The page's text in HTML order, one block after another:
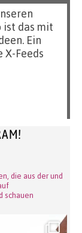
ist das mit
Ein
X-Feeds
die aus der und
schauen